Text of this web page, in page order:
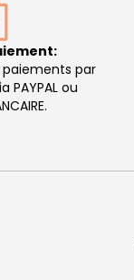
par
PAYPAL ou